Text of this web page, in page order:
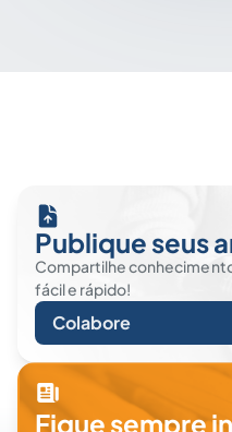
Publique seus
Compartilhe
fácil e rápido!
Colabore
Fique sempre